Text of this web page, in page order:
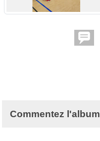
Commentez l'album